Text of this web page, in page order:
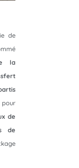
de
la
pour
de
de